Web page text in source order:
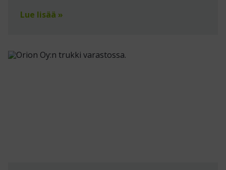
Lue lisää »